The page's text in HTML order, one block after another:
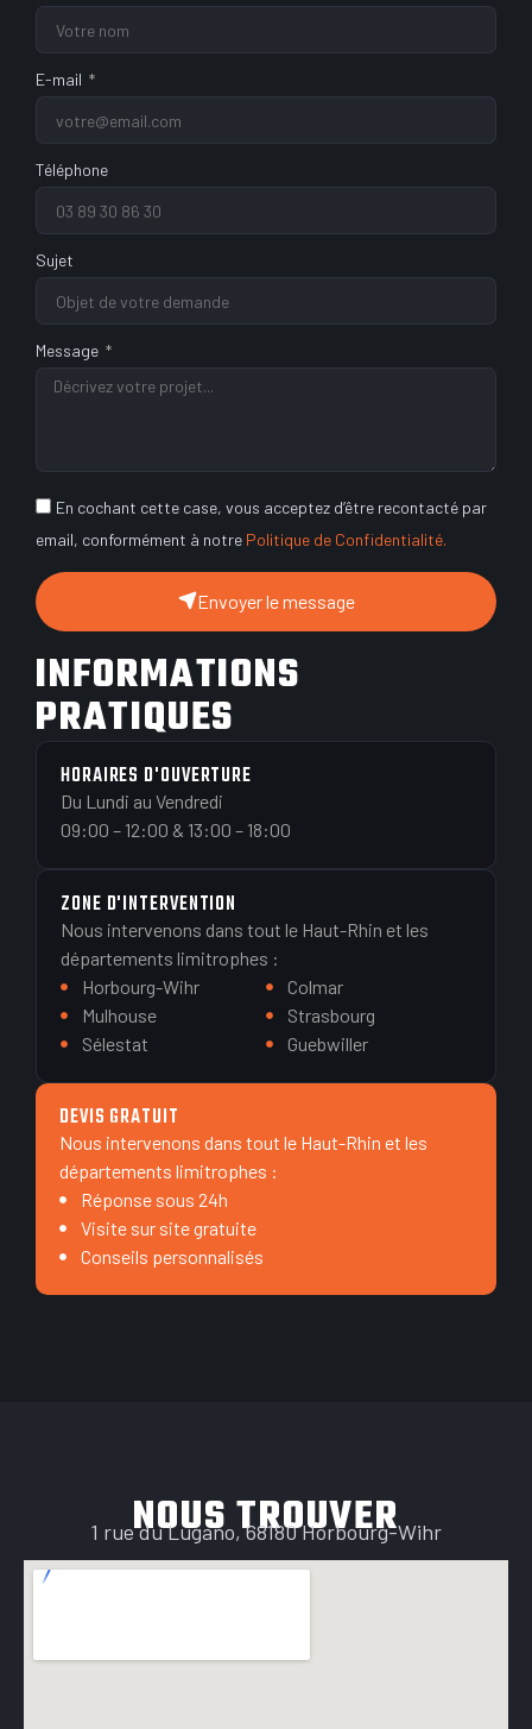
E-mail
Téléphone
Sujet
Message
En cochant cette case, vous acceptez d’être recontacté par
email, conformément à notre Politique de Confidentialité.
Envoyer le message
INFORMATIONS
PRATIQUES
HORAIRES D'OUVERTURE
Du Lundi au Vendredi
09:00 – 12:00 & 13:00 – 18:00
ZONE D'INTERVENTION
Nous intervenons dans tout le Haut-Rhin et les
départements limitrophes :
Horbourg-Wihr
Mulhouse
Sélestat
Colmar
Strasbourg
Guebwiller
DEVIS GRATUIT
Nous intervenons dans tout le Haut-Rhin et les
départements limitrophes :
Réponse sous 24h
Visite sur site gratuite
Conseils personnalisés
NOUS TROUVER
1 rue du Lugano, 68180 Horbourg-Wihr